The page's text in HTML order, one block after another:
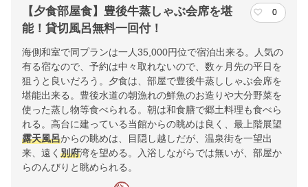
【夕食部屋食】豊後牛蒸しゃぶ会席を堪
能！貸切風呂無料一回付！
0
海側和室で同プランは一人35,000円位で宿泊出来る。人気の
有る宿なので、予約は中々取れないので、数ヶ月先の平日を
狙うと良いだろう。夕食は、部屋で豊後牛蒸ししゃぶ会席を
堪能出来る。豊後水道の朝漁れの鮮魚のお造りや大分野菜を
使った蒸し物等食べられる。朝は和食膳で郷土料理も食べら
れる。高台に建っている当館からの眺めは良く、最上階展望
露天風呂からの眺めは、目隠し越しだが、温泉街を一望出
来、遠く 別府湾を望める。入浴しながらでは無いが、部屋か
らのんびりと眺められる。